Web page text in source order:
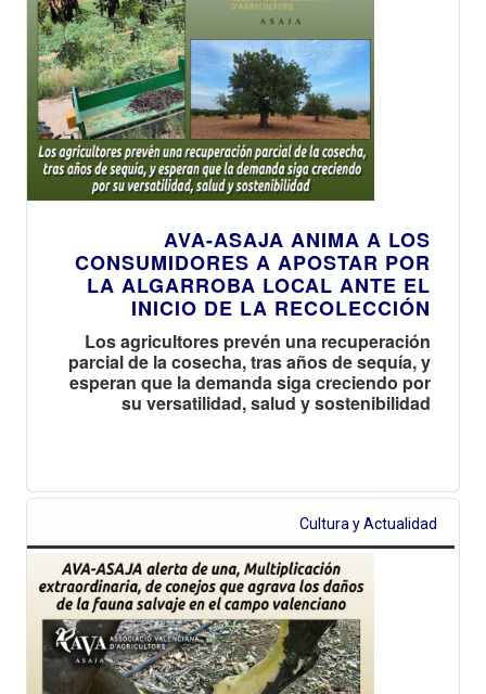
AVA-ASAJA ANIMA A LOS
CONSUMIDORES A APOSTAR POR
LA ALGARROBA LOCAL ANTE EL
INICIO DE LA RECOLECCIÓN
Los agricultores prevén una recuperación
parcial de la cosecha, tras años de sequía, y
esperan que la demanda siga creciendo por
su versatilidad, salud y sostenibilidad
Cultura y Actualidad